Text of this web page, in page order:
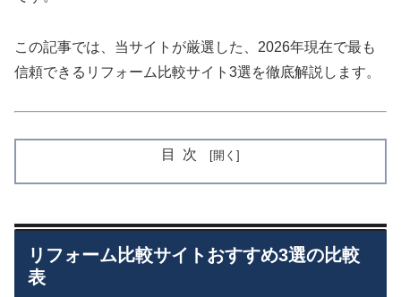
この記事では、当サイトが厳選した、2026年現在で最も
信頼できるリフォーム比較サイト3選を徹底解説します。
目次
リフォーム比較サイトおすすめ3選の比較
表